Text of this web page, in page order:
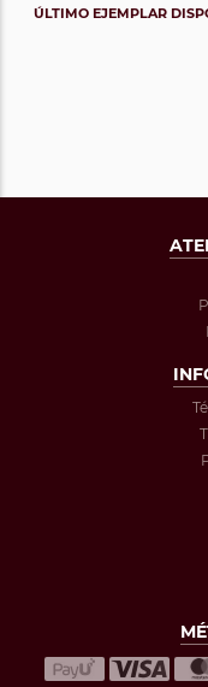
ÚLTIMO EJEMPLAR